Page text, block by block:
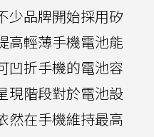
少品牌開始採用矽
高輕薄手機電池能
凹折手機的電池容
現階段對於電池設
然在手機維持最高